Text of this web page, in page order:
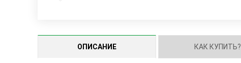
ОПИСАНИЕ КАК КУПИТЬ?